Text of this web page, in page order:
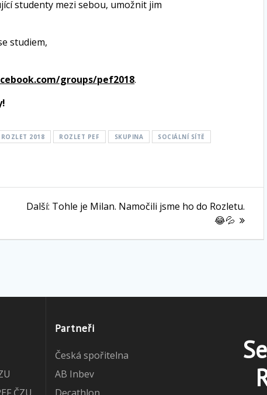
studenty mezi sebou, umožnit jim
studiem,
groups/pef2018.
ROZLET 2018 ROZLET PEF SKUPINA
SOCIÁLNÍ SÍTĚ
Další: Další
Tohle je Milan. Namočili jsme ho do Rozletu.
😂💦
Partneři
Česká spořitelna
AB Inbev